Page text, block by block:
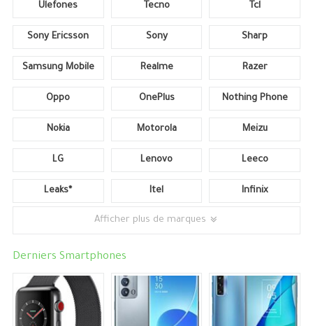
Ulefones Tecno Tcl
Sony Ericsson Sony Sharp
Samsung Mobile Realme Razer
Oppo OnePlus Nothing Phone
Nokia Motorola Meizu
LG Lenovo Leeco
Leaks* Itel Infinix
Afficher plus de marques
Derniers Smartphones